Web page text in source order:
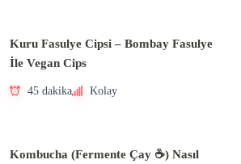
Kuru Fasulye Cipsi – Bombay Fasulye
İle Vegan Cips
45 dakika Kolay
Kombucha (Fermente Çay ☕) Nasıl